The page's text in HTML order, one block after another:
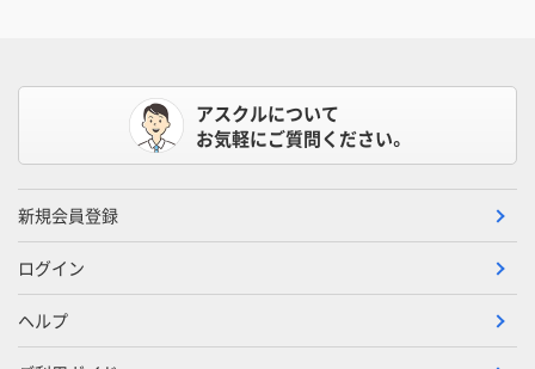
アスクルについて
お気軽にご質問ください。
新規会員登録
ログイン
ヘルプ